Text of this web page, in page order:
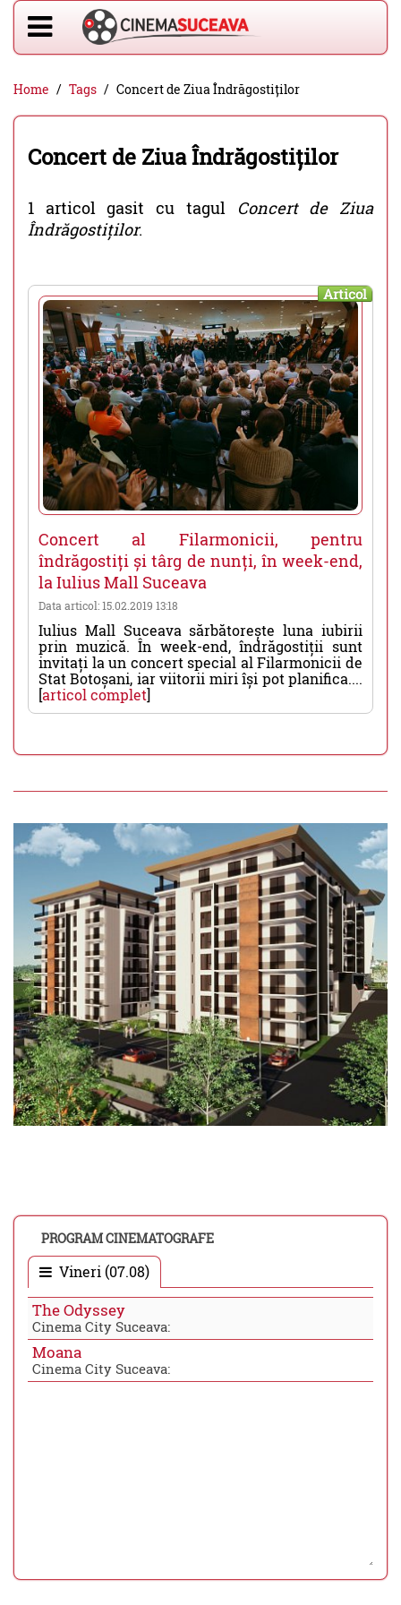
Home Tags Concert de Ziua Îndrăgostiților
Concert de Ziua Îndrăgostiților
1 articol gasit cu tagul
Concert de Ziua
Îndrăgostiților.
Articol
Concert al Filarmonicii, pentru
îndrăgostiți și târg de nunți, în week-end,
la Iulius Mall Suceava
Data articol: 15.02.2019 13:18
Iulius Mall Suceava sărbătorește luna iubirii
prin muzică. În week-end, îndrăgostiții sunt
invitați la un concert special al Filarmonicii de
Stat Botoșani, iar viitorii miri își pot planifica....
[articol complet]
PROGRAM CINEMATOGRAFE
Vineri (07.08)
The Odyssey
Cinema City Suceava:
Moana
Cinema City Suceava: